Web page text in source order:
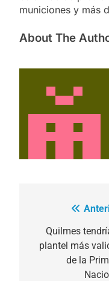
municiones y más
About The
Navegación
de
entradas
Quilmes
plantel más
de la